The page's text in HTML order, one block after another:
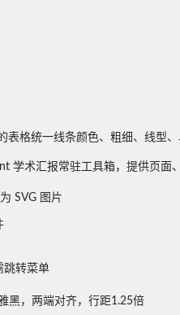
表格统一线条颜色、粗细、线型、
学术汇报常驻工具箱，提供页面
SVG 图片
跳转菜单
黑，两端对齐，行距1.25倍